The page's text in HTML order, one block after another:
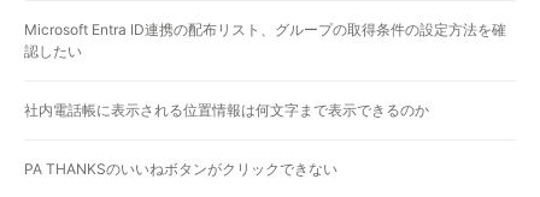
Microsoft Entra ID連携の配布リスト、グループの取得条件の設定方法を確
認したい
社内電話帳に表示される位置情報は何文字まで表示できるのか
PA THANKSのいいねボタンがクリックできない